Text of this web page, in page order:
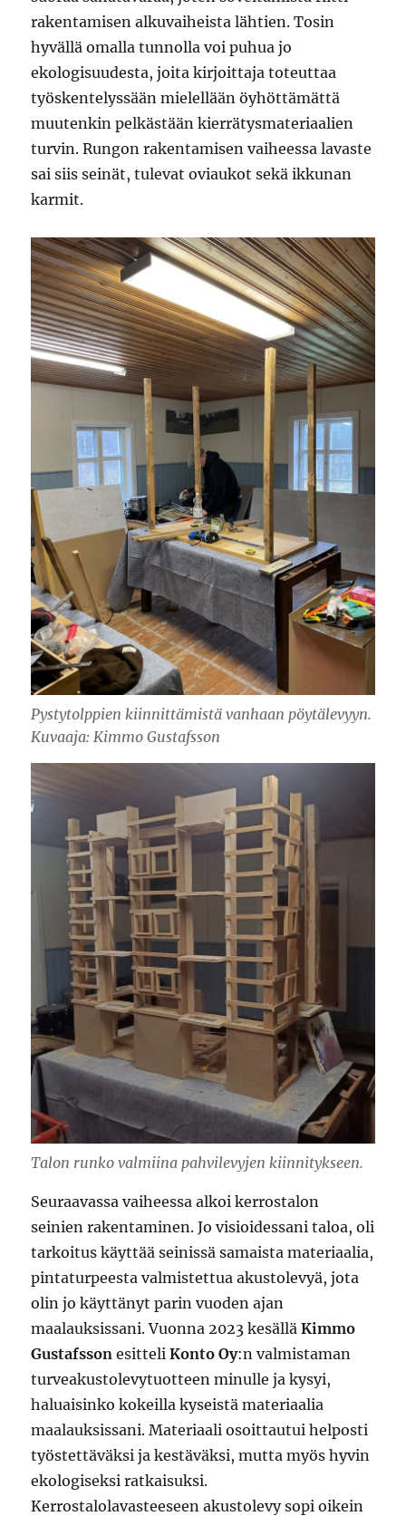
rakentamisen alkuvaiheista lähtien. Tosin
hyvällä omalla tunnolla voi puhua jo
ekologisuudesta, joita kirjoittaja toteuttaa
työskentelyssään mielellään öyhöttämättä
muutenkin pelkästään kierrätysmateriaalien
turvin. Rungon rakentamisen vaiheessa lavaste
sai siis seinät, tulevat oviaukot sekä ikkunan
karmit.
Pystytolppien kiinnittämistä vanhaan pöytälevyyn.
Kuvaaja: Kimmo Gustafsson
Talon runko valmiina pahvilevyjen kiinnitykseen.
Seuraavassa vaiheessa alkoi kerrostalon
seinien rakentaminen. Jo visioidessani taloa, oli
tarkoitus käyttää seinissä samaista materiaalia,
pintaturpeesta valmistettua akustolevyä, jota
olin jo käyttänyt parin vuoden ajan
maalauksissani. Vuonna 2023 kesälläKimmo
Gustafsson esitteliKonto Oy:n valmistaman
turveakustolevytuotteen minulle ja kysyi,
haluaisinko kokeilla kyseistä materiaalia
maalauksissani. Materiaali osoittautui helposti
työstettäväksi ja kestäväksi, mutta myös hyvin
ekologiseksi ratkaisuksi.
Kerrostalolavasteeseen akustolevy sopi oikein